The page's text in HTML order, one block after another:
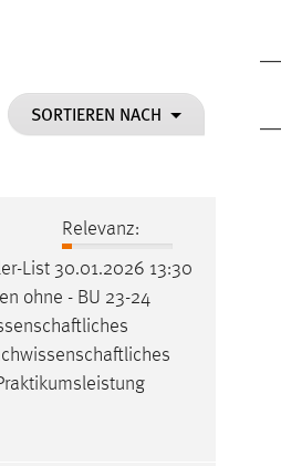
SORTIEREN NACH
Relevanz:
List 30.01.2026 13:30
ohne - BU 23-24